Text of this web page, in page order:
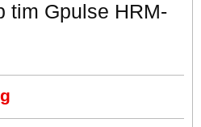
tim Gpulse HRM-